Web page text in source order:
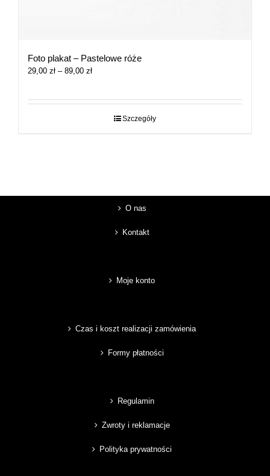
Foto plakat – Pastelowe róże
29,00 zł – 89,00 złZakres
29,00 zł
Szczegóły
O nas
Kontakt
Moje konto
Czas i koszt realizacji zamówienia
Formy płatności
Regulamin
Zwroty i reklamacje
Polityka prywatności